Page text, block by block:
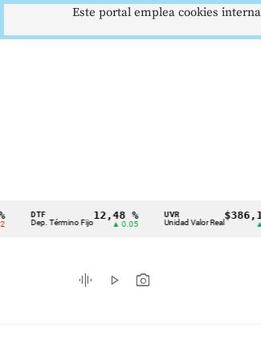
Cintillo
indicadores
económicos
DTF
Dep. Término Fijo
12,48 %
▲ 0.05
UVR
Unidad Valor Real
$386,1273
graphic_eq play_arrow photo_camera
Este portal emplea cookies